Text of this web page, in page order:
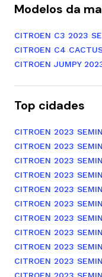
Modelos da
CITROEN C3 2023
CITROEN C4
CITROEN JUMPY
Top cidades
CITROEN 2023
CITROEN 2023
CITROEN 2023
CITROEN 2023
CITROEN 2023
CITROEN 2023
CITROEN 2023
CITROEN 2023
CITROEN 2023
CITROEN 2023
CITROEN 2023